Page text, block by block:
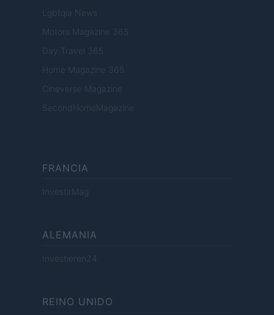
Lgbtqia News
Motors Magazine 365
Day Travel 365
Home Magazine 365
Cineverse Magazine
SecondHomeMagazine
FRANCIA
InvestirMag
ALEMANIA
Investieren24
REINO UNIDO